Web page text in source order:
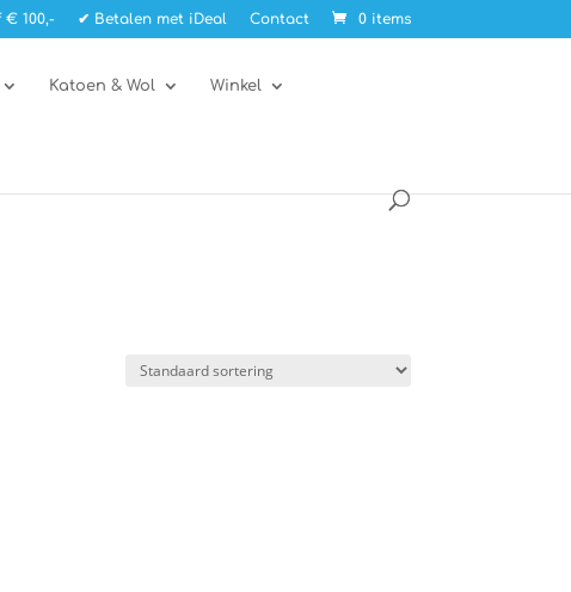
100,- ✔ Betalen met iDeal Contact 0 items
Katoen & Wol Winkel